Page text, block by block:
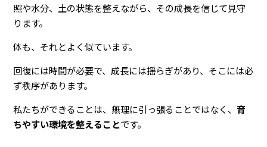
照や水分、土の状態を整えながら、その成長を信じて見守
ります。
体も、それとよく似ています。
回復には時間が必要で、成長には揺らぎがあり、そこには必
ず秩序があります。
私たちができることは、無理に引っ張ることではなく、育
ちやすい環境を整えることです。